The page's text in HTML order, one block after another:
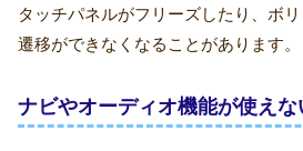
タッチパネルがフリーズしたり、ボ
遷移ができなくなることがあります。
ナビやオーディオ機能が使えな